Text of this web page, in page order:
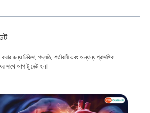
জন্য চিকিত্সা, পদ্ধতি, শর্তাবলী এবং অন্যান্য প্রাসঙ্গিক
সাথে আপ টু ডেট হন।